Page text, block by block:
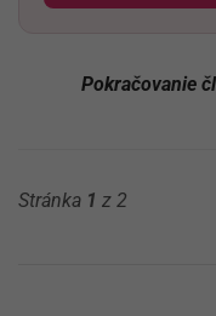
Pokračovanie
Stránka 1 z 2